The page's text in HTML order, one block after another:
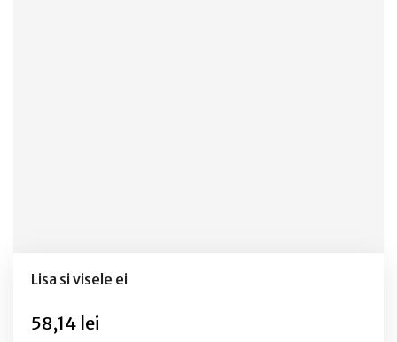
Lisa si visele ei
58,14 lei